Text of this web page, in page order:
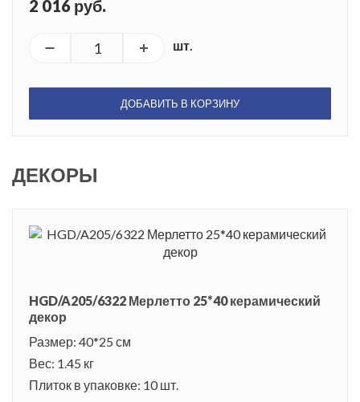
2 016 руб.
шт.
ДОБАВИТЬ В КОРЗИНУ
ДЕКОРЫ
HGD/A205/6322 Мерлетто 25*40 керамический
декор
Размер: 40*25 см
Вес: 1.45 кг
Плиток в упаковке: 10 шт.